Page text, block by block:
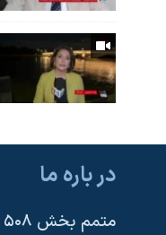
در باره ما
متمم بخش ۵۰۸